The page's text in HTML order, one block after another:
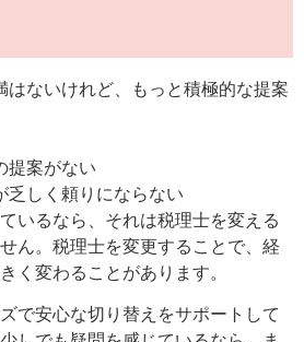
はないけれど、もっと積極的な提案
提案がない
乏しく頼りにならない
いるなら、それは税理士を変える
ん。税理士を変更することで、経
く変わることがあります。
で安心な切り替えをサポートして